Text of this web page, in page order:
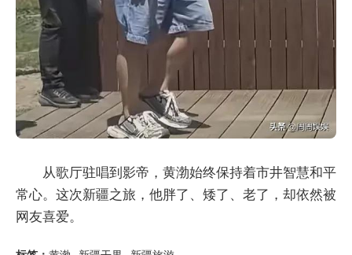
从歌厅驻唱到影帝，黄渤始终保持着市井智慧和平
常心。这次新疆之旅，他胖了、矮了、老了，却依然被
网友喜爱。